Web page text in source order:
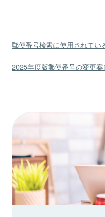
郵便番号検索に使用されてい
2025年度版郵便番号の変更案